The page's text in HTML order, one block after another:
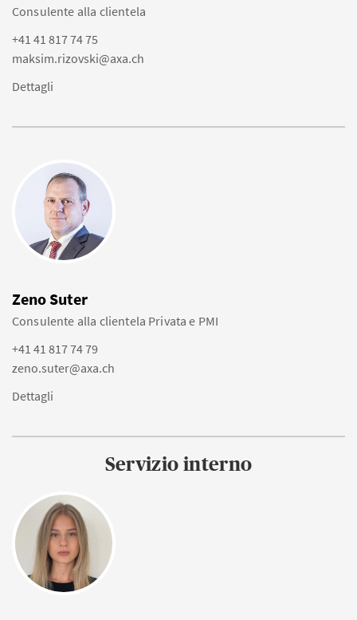
Consulente alla clientela
+41 41 817 74 75
maksim.rizovski@axa.ch
Dettagli
Zeno Suter
Consulente alla clientela Privata e PMI
+41 41 817 74 79
zeno.suter@axa.ch
Dettagli
Servizio interno